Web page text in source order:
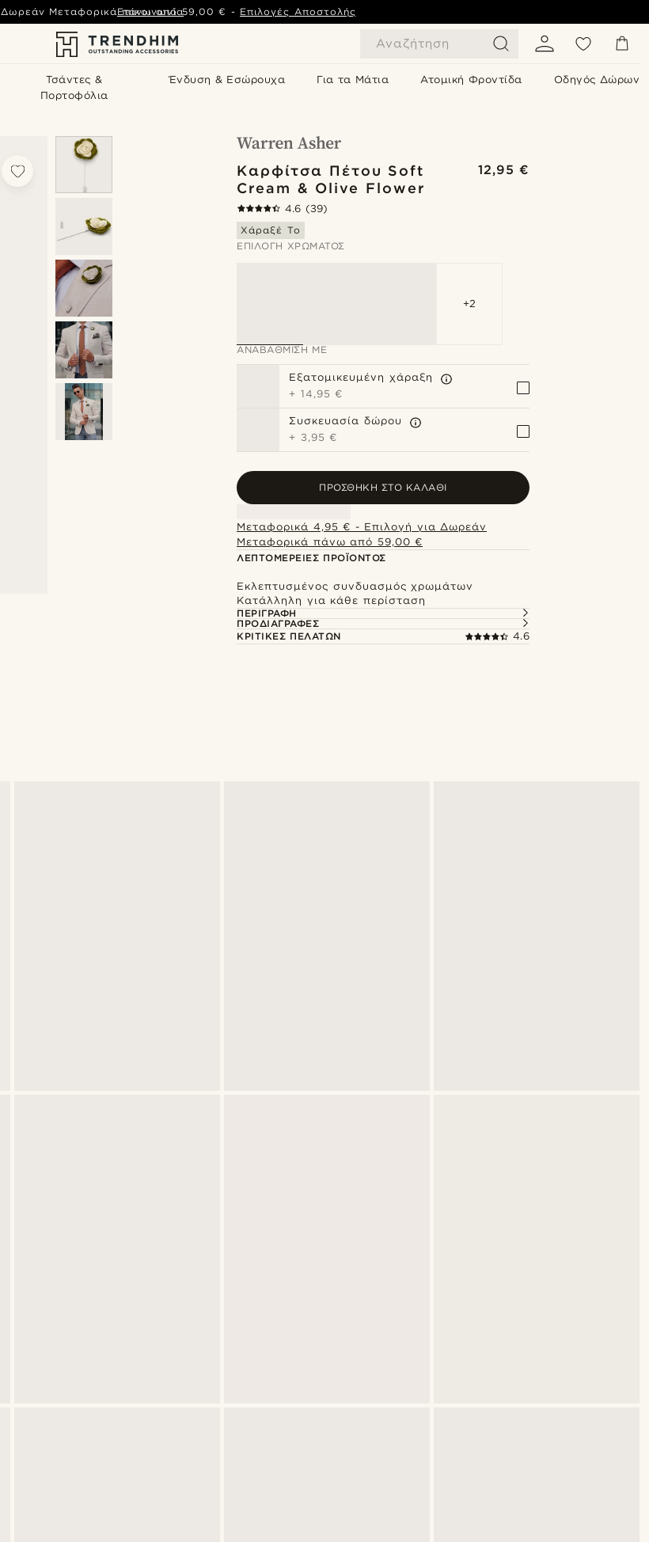
Αναζήτηση
Τσάντες &
Πορτοφόλια
Ένδυση & Εσώρουχα Για τα Μάτια Ατομική Φροντίδα Οδηγός Δώρων
Δωρεάν Μεταφορικά πάνω από59,00 € - Επιλογές Αποστολής
Επικοινωνία
Καρφίτσα Πέτου Soft
Cream & Olive Flower
12,95 €
4.6 (39)
Χάραξέ Το
ΕΠΙΛΟΓΉ ΧΡΏΜΑΤΟΣ
+2
ΑΝΑΒΆΘΜΙΣΗ ΜΕ
Εξατομικευμένη χάραξη
+ 14,95 €
Συσκευασία δώρου
+ 3,95 €
ΠΡΟΣΘΉΚΗ ΣΤΟ ΚΑΛΆΘΙ
Μεταφορικά 4,95 € - Επιλογή για Δωρεάν
Μεταφορικά πάνω από 59,00 €
ΛΕΠΤΟΜΈΡΕΙΕΣ ΠΡΟΪΌΝΤΟΣ
Εκλεπτυσμένος συνδυασμός χρωμάτων
Κατάλληλη για κάθε περίσταση
ΠΕΡΙΓΡΑΦΉ
ΠΡΟΔΙΑΓΡΑΦΈΣ
ΚΡΙΤΙΚΈΣ ΠΕΛΑΤΏΝ
4.6